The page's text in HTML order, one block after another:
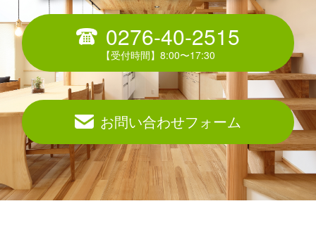
0276-40-2515
お問い合わせフォーム